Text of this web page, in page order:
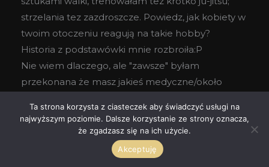
strzelania tez zazdroszcze. Powiedz, jak kobiety w
twoim otoczeniu reagują na takie hobby?
Historia z podstawówki mnie rozbroiła:P
Nie wiem dlaczego, ale "zawsze" byłam
przekonana że masz jakieś medyczne/około
Odpowiedz
Ta strona korzysta z ciasteczek aby świadczyć usługi na
najwyższym poziomie. Dalsze korzystanie ze strony oznacza,
że zgadzasz się na ich użycie.
Akceptuję